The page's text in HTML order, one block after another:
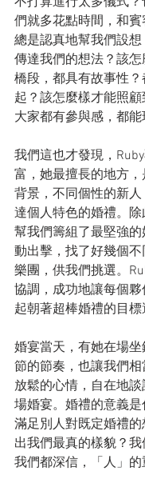
們就多花點時間，和
總是認真地幫我們設
傳達我們的想法？該
橋段，都具有故事性
起？該怎麼樣才能照
大家都有參與感，都能
我們這也才發現，
富，她最擅長的地方
背景，不同個性的新
達個人特色的婚禮。
幫我們籌組了最堅強
動出擊，找了好幾個
樂團，供我們挑選。
協調，成功地讓每個
起朝著超棒婚禮的目標
婚宴當天，有她在場
節的節奏，也讓我們
放鬆的心情，自在地
場婚宴。婚禮的意義
滿足別人對既定婚禮
出我們最真的樣貌？我
我們都深信，「人」